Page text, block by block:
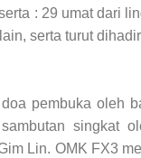
: 29 umat dari
serta turut
pembuka oleh
singkat
Lin. OMK FX3